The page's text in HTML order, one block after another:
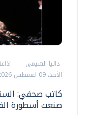
داليا الشيمى
الأحد، 09 اغسطس 2026 09:13 ص
كاتب صحفي:
صنعت أسطورة